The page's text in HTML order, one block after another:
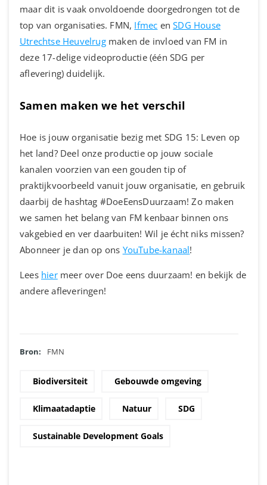
maar dit is vaak onvoldoende doorgedrongen tot de
top van organisaties. FMN, Ifmec enSDG House
Utrechtse Heuvelrugmaken de invloed van FM in
deze 17-delige videoproductie (één SDG per
aflevering) duidelijk.
Samen maken we het verschil
Hoe is jouw organisatie bezig met SDG 15: Leven op
het land? Deel onze productie op jouw sociale
kanalen voorzien van een gouden tip of
praktijkvoorbeeld vanuit jouw organisatie, en gebruik
daarbij de hashtag #DoeEensDuurzaam! Zo maken
we samen het belang van FM kenbaar binnen ons
vakgebied en ver daarbuiten! Wil je écht niks missen?
Abonneer je dan op ons YouTube-kanaal!
Lees hiermeer over Doe eens duurzaam! en bekijk de
andere afleveringen!
Bron: FMN
Biodiversiteit Gebouwde omgeving
Klimaatadaptie Natuur SDG
Sustainable Development Goals